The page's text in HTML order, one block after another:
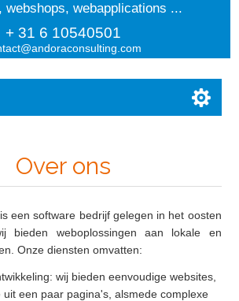
webshops, webapplications ...
+ 31 6 10540501
Over ons
een software bedrijf gelegen in het oosten
bieden weboplossingen aan lokale en
Onze diensten omvatten:
wij bieden eenvoudige websites,
uit een paar pagina's, alsmede complexe